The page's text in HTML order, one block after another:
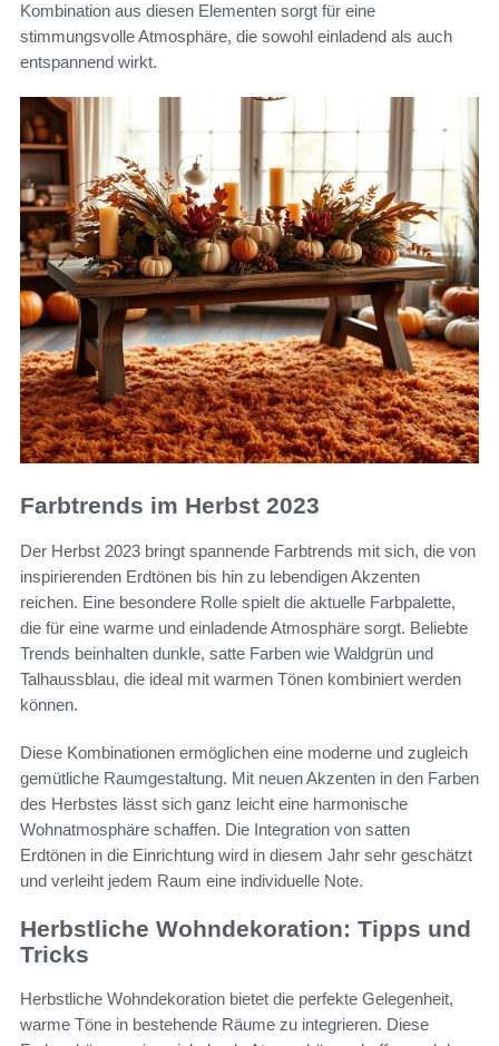
Kombination aus diesen Elementen sorgt für eine
stimmungsvolle Atmosphäre, die sowohl einladend als auch
entspannend wirkt.
Farbtrends im Herbst 2023
Der Herbst 2023 bringt spannende Farbtrends mit sich, die von
inspirierenden Erdtönen bis hin zu lebendigen Akzenten
reichen. Eine besondere Rolle spielt die aktuelle Farbpalette,
die für eine warme und einladende Atmosphäre sorgt. Beliebte
Trends beinhalten dunkle, satte Farben wie Waldgrün und
Talhaussblau, die ideal mit warmen Tönen kombiniert werden
können.
Diese Kombinationen ermöglichen eine moderne und zugleich
gemütliche Raumgestaltung. Mit neuen Akzenten in den Farben
des Herbstes lässt sich ganz leicht eine harmonische
Wohnatmosphäre schaffen. Die Integration von satten
Erdtönen in die Einrichtung wird in diesem Jahr sehr geschätzt
und verleiht jedem Raum eine individuelle Note.
Herbstliche Wohndekoration: Tipps und
Tricks
Herbstliche Wohndekoration bietet die perfekte Gelegenheit,
warme Töne in bestehende Räume zu integrieren. Diese